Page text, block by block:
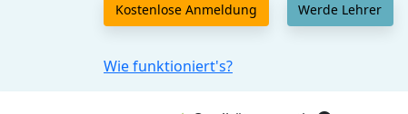
Kostenlose Anmeldung Werde Lehrer
Wie funktioniert's?